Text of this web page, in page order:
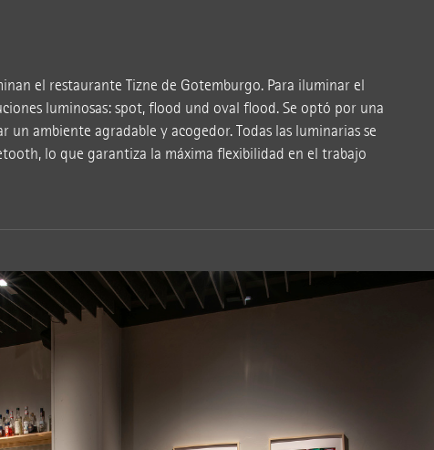
el restaurante Tizne de Gotemburgo. Para iluminar el
luminosas: spot, flood und oval flood. Se optó por una
ambiente agradable y acogedor. Todas las luminarias se
lo que garantiza la máxima flexibilidad en el trabajo